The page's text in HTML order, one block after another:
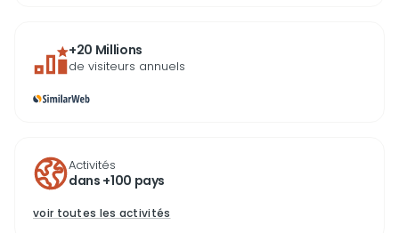
+20 Millions
de visiteurs annuels
Activités
dans +100 pays
voir toutes les activités